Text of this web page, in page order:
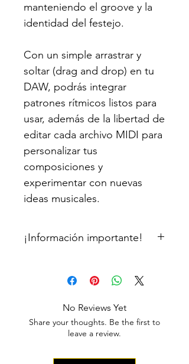
manteniendo el groove y la
identidad del festejo.
Con un simple arrastrar y
soltar (drag and drop) en tu
DAW, podrás integrar
patrones rítmicos listos para
usar, además de la libertad de
editar cada archivo MIDI para
personalizar tus
composiciones y
experimentar con nuevas
ideas musicales.
¡Información importante!
software: "El Cajón" VST/AU
No Reviews Yet
Share your thoughts. Be the first to
leave a review.